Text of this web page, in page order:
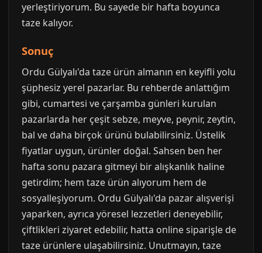
yerleştiriyorum. Bu sayede bir hafta boyunca
taze kalıyor.
Sonuç
Ordu Gülyalı'da taze ürün almanın en keyifli yolu
şüphesiz yerel pazarlar. Bu rehberde anlattığım
gibi, cumartesi ve çarşamba günleri kurulan
pazarlarda her çeşit sebze, meyve, peynir, zeytin,
bal ve daha birçok ürünü bulabilirsiniz. Üstelik
fiyatlar uygun, ürünler doğal. Sahsen ben her
hafta sonu pazara gitmeyi bir alışkanlık haline
getirdim; hem taze ürün alıyorum hem de
sosyalleşiyorum. Ordu Gülyalı'da pazar alışverişi
yaparken, ayrıca yöresel lezzetleri deneyebilir,
çiftlikleri ziyaret edebilir, hatta online siparişle de
taze ürünlere ulaşabilirsiniz. Unutmayın, taze